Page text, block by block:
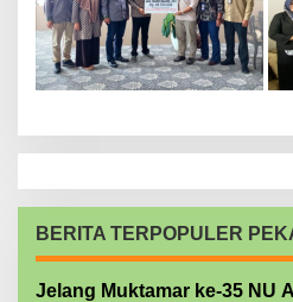
BERITA TERPOPULER
Jelang Muktamar ke-35 NU